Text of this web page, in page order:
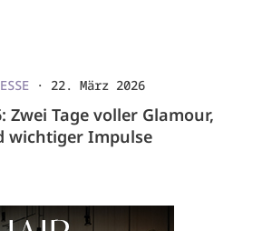
· 22. März 2026
Zwei Tage voller Glamour,
wichtiger Impulse